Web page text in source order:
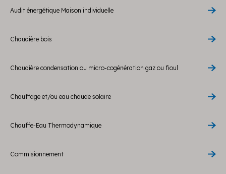
Audit énergétique Maison individuelle
Chaudière bois
Chaudière condensation ou micro-cogénération gaz ou fioul
Chauffage et/ou eau chaude solaire
Chauffe-Eau Thermodynamique
Commisionnement